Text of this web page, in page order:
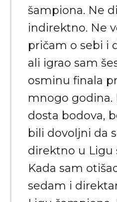
šampiona. Ne
indirektno. Ne
pričam o sebi i
ali igrao sam
osminu finala
mnogo godina.
dosta bodova,
bili dovoljni da
direktno u Ligu
Kada sam
sedam i